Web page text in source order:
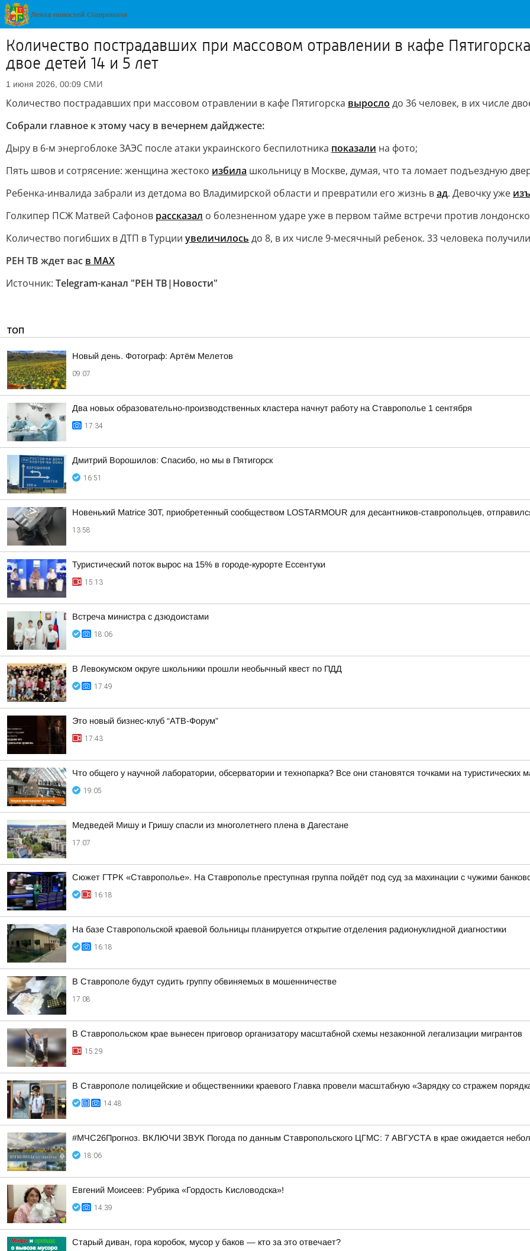
Количество пострадавших при массовом отравлении в кафе
двое детей 14 и 5 лет
1 июня 2026, 00:09 СМИ
Количество пострадавших при массовом отравлении в кафе Пятигорска выросло до 36 человек, в их числе
Собрали главное к этому часу в вечернем дайджесте:
Дыру в 6-м энергоблоке ЗАЭС после атаки украинского беспилотника показали на фото;
Пять швов и сотрясение: женщина жестоко избила школьницу в Москве, думая, что та ломает подъездную
Ребенка-инвалида забрали из детдома во Владимирской области и превратили его жизнь вад. Девочку уже
Голкипер ПСЖ Матвей Сафонов рассказал о болезненном ударе уже в первом тайме встречи против
Количество погибших в ДТП в Турции увеличилось до 8, в их числе 9-месячный ребенок. 33 человека
РЕН ТВ ждет вас в MAX
Источник: Telegram-канал "РЕН ТВ|Новости"
ТОП
Новый день. Фотограф: Артём Мелетов
09:07
Два новых образовательно-производственных кластера начнут работу на Ставрополье 1 сентября
17:34
Дмитрий Ворошилов: Спасибо, но мы в Пятигорск
16:51
Новенький Matrice 30T, приобретенный сообществом LOSTARMOUR для десантников-ставропольцев,
13:58
Туристический поток вырос на 15% в городе-курорте Ессентуки
15:13
Встреча министра с дзюдоистами
18:06
В Левокумском округе школьники прошли необычный квест по ПДД
17:49
Это новый бизнес-клуб “АТВ-Форум”
17:43
Что общего у научной лаборатории, обсерватории и технопарка? Все они становятся точками на туристических
19:05
Медведей Мишу и Гришу спасли из многолетнего плена в Дагестане
17:07
Сюжет ГТРК «Ставрополье». На Ставрополье преступная группа пойдёт под суд за махинации с чужими
16:18
На базе Ставропольской краевой больницы планируется открытие отделения радионуклидной диагностики
16:18
В Ставрополе будут судить группу обвиняемых в мошенничестве
17:08
В Ставропольском крае вынесен приговор организатору масштабной схемы незаконной легализации мигрантов
15:29
В Ставрополе полицейские и общественники краевого Главка провели масштабную «Зарядку со стражем
14:48
#МЧС26Прогноз. ВКЛЮЧИ ЗВУК Погода по данным Ставропольского ЦГМС: 7 АВГУСТА в крае ожидается
18:06
Евгений Моисеев: Рубрика «Гордость Кисловодска»!
14:39
Старый диван, гора коробок, мусор у баков — кто за это отвечает?